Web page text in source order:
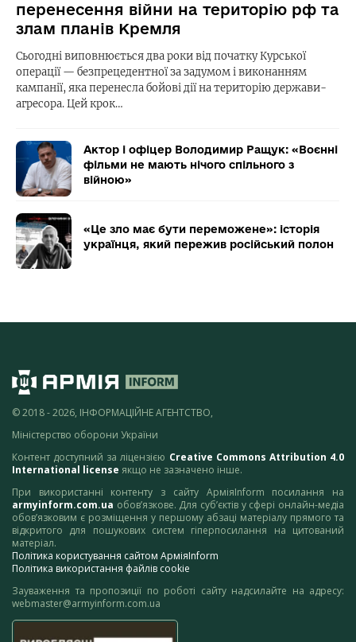
перенесення війни на територію рф та
злам планів Кремля
Сьогодні виповнюється два роки від початку Курської
операції — безпрецедентної за задумом і виконанням
кампанії, яка перенесла бойові дії на територію держави-
агресора. Цей крок…
Актор і офіцер Володимир Ращук: «Воєнні
фільми не мають нічого спільного з
війною»
«Це зло має бути переможене»: історія
українця, який пережив російський полон
© 2018 - 2026, ІНФОРМАЦІЙНЕ АГЕНТСТВО,
Міністерство оборони України
Контент доступний за ліцензією Creative Commons Attribution 4.0
International license якщо не зазначено інше.
При використанні контенту з сайту АрміяInform посилання на
armyinform.com.ua обов’язкове. Для суб’єктів у сфері онлайн-медіа
обов’язковим є розміщення у першому абзаці матеріалу прямого та
відкритого для пошукових систем гіперпосилання на цитований
матеріал.
Політика користування сайтом АрміяInform
Політика використання файлів cookie
Зауваження та пропозиції по роботі сайту надсилайте на адресу:
webmaster@armyinform.com.ua